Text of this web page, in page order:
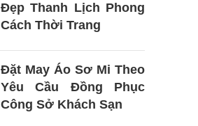
Đẹp Thanh Lịch Phong
Cách Thời Trang
Đặt May Áo Sơ Mi Theo
Yêu Cầu Đồng Phục
Công Sở Khách Sạn